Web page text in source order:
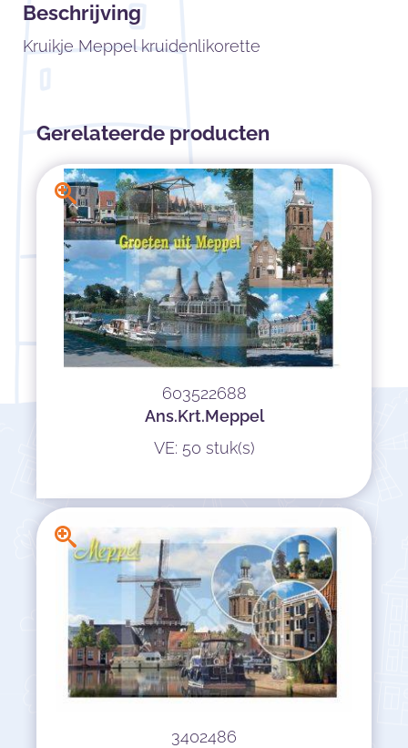
Beschrijving
Kruikje Meppel kruidenlikorette
Gerelateerde producten
603522688
Ans.Krt.Meppel
VE: 50 stuk(s)
3402486